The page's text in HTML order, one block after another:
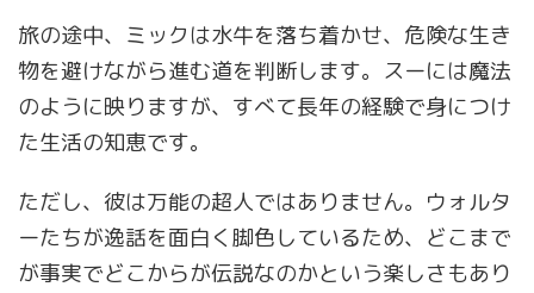
旅の途中、ミックは水牛を落ち着かせ、危険な生き
物を避けながら進む道を判断します。スーには魔法
のように映りますが、すべて長年の経験で身につけ
た生活の知恵です。
ただし、彼は万能の超人ではありません。ウォルタ
ーたちが逸話を面白く脚色しているため、どこまで
が事実でどこからが伝説なのかという楽しさもあり